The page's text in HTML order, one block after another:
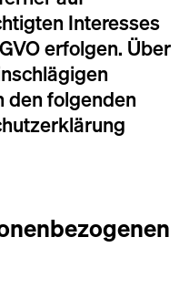
Interesses
erfolgen. Über
den folgenden